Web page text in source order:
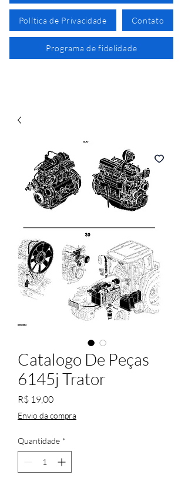
Política de Privacidade Contato
Programa de fidelidade
Catalogo De Peças
6145j Trator
R$ 19,00Preço
Envio da compra
Quantidade *